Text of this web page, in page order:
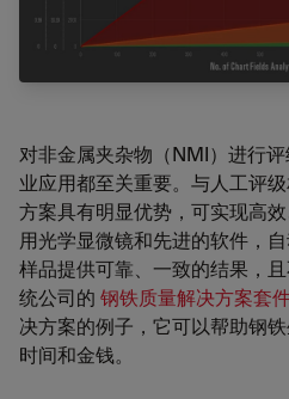
对非金属夹杂物（NMI）进行
业应用都至关重要。与人工评
方案具有明显优势，可实现高
用光学显微镜和先进的软件，
样品提供可靠、一致的结果，
统公司的 钢铁质量解决方案套
决方案的例子，它可以帮助钢
时间和金钱。